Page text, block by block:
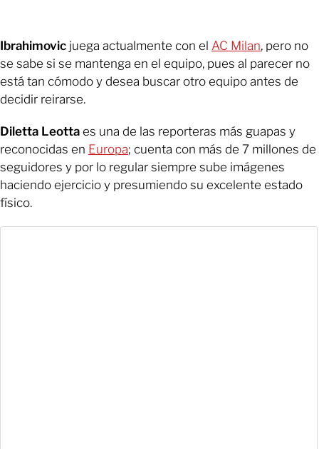
Ibrahimovic juega actualmente con el AC Milan, pero no
se sabe si se mantenga en el equipo, pues al parecer no
está tan cómodo y desea buscar otro equipo antes de
decidir reirarse.
Diletta Leotta es una de las reporteras más guapas y
reconocidas en Europa; cuenta con más de 7 millones de
seguidores y por lo regular siempre sube imágenes
haciendo ejercicio y presumiendo su excelente estado
físico.